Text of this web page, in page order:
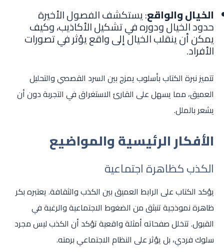
الخيال والواقع: يستكشف الفصول الأخيرة
حدود الخيال ودوره في تشكيل الأكاذيب، وكيف
يمكن أن ينقلب الخيال إلى واقع يؤثر في تصورات
الأفراد.
تتميز نبرة الكتاب بأسلوب يمزج بين السرد القصصي والتحليل
العميق، مما يسهل على القارئ الاستغراق في التجربة دون أن
يشعر بالملل.
الأفكار الرئيسية والمواضيع
الكذب كظاهرة اجتماعية
يؤكد الكتاب على الرابط العميق بين الكذب والثقافة. يعتبره بكر
ظاهرة نموذجية تنبثق من الضغوط الاجتماعية والرغبة في
القبول. تتخلل صفحاته أمثلة واقعية تؤكد أن الكذب ليس مجرد
سلوك فردي، بل يؤثر على النظام الاجتماعي برمته.